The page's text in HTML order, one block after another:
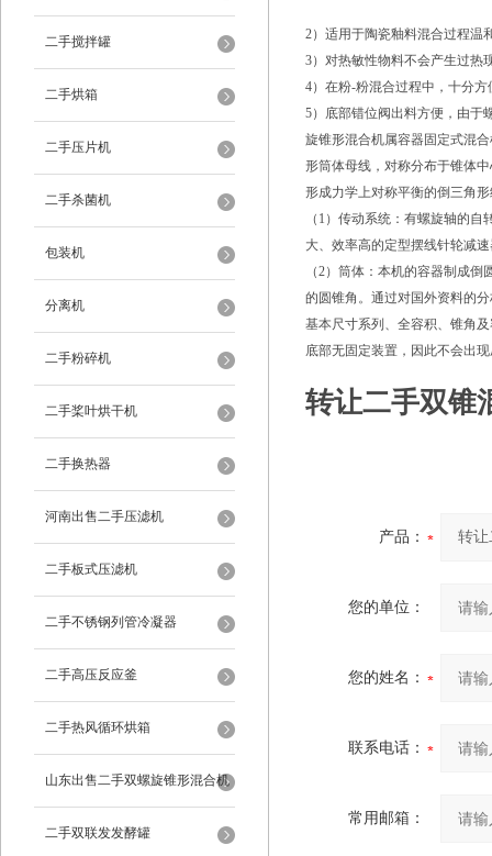
二手搅拌罐
二手烘箱
二手压片机
二手杀菌机
包装机
分离机
二手粉碎机
二手桨叶烘干机
二手换热器
河南出售二手压滤机
二手板式压滤机
二手不锈钢列管冷凝器
二手高压反应釜
二手热风循环烘箱
山东出售二手双螺旋锥形混合机
二手双联发发酵罐
2）适用于陶瓷釉料混合过程温
3）对热敏性物料不会产生过热
4）在粉-粉混合过程中，十分
5）底部错位阀出料方便，由于
旋锥形混合机属容器固定式混
形筒体母线，对称分布于锥体
形成力学上对称平衡的倒三角
（1）传动系统：有螺旋轴的
大、效率高的定型摆线针轮减
（2）筒体：本机的容器制成
的圆锥角。通过对国外资料的
基本尺寸系列、全容积、锥角
底部无固定装置，因此不会出
转让二手双锥
产品：
您的单位：
您的姓名：
联系电话：
常用邮箱：